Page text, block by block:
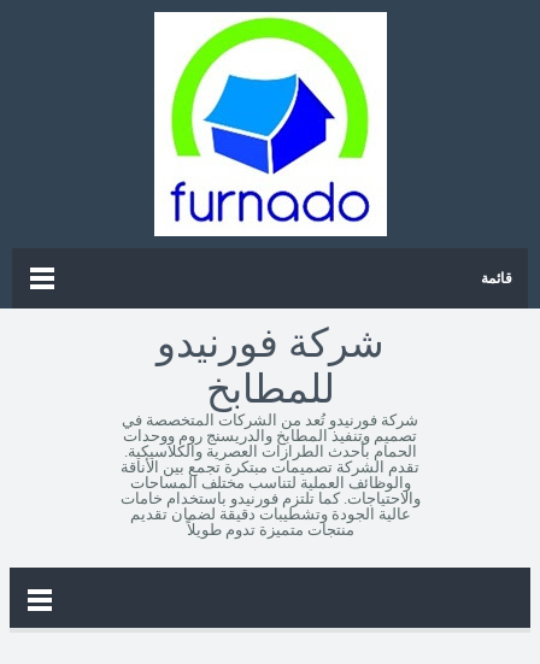
قائمة
شركة فورنيدو
للمطابخ
شركة فورنيدو تُعد من الشركات المتخصصة في
تصميم وتنفيذ المطابخ والدريسنج روم ووحدات
الحمام بأحدث الطرازات العصرية والكلاسيكية.
تقدم الشركة تصميمات مبتكرة تجمع بين الأناقة
والوظائف العملية لتناسب مختلف المساحات
والاحتياجات. كما تلتزم فورنيدو باستخدام خامات
عالية الجودة وتشطيبات دقيقة لضمان تقديم
منتجات متميزة تدوم طويلاً